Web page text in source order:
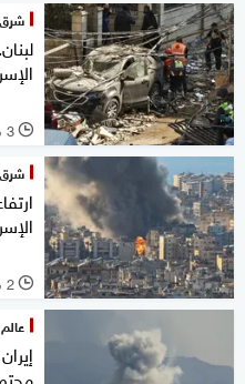
l 3 مارس 2026
l 2 مارس 2026
عالم